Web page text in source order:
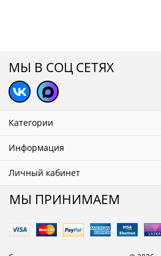
МЫ В СОЦ СЕТЯХ
Категории
Информация
Личный кабинет
МЫ ПРИНИМАЕМ